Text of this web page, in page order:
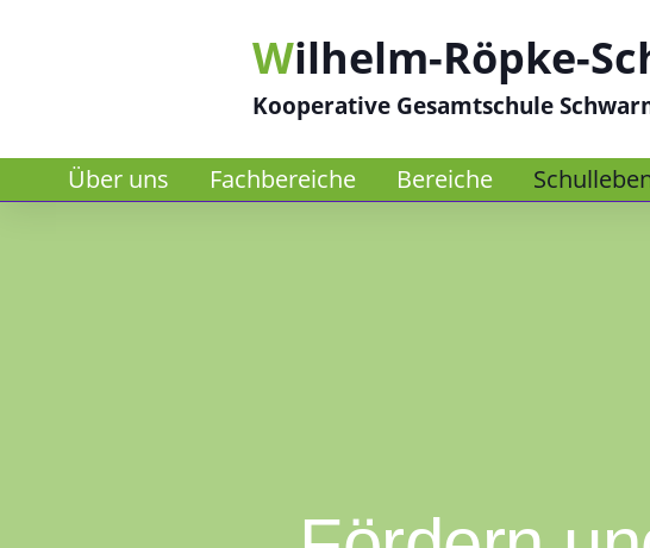
Wilhelm-Röpke-
Kooperative Gesamtschule
Über uns Fachbereiche Bereiche